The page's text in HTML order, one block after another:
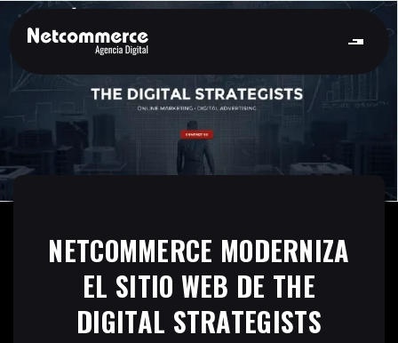
NETCOMMERCE MODERNIZA
EL SITIO WEB DE THE
DIGITAL STRATEGISTS